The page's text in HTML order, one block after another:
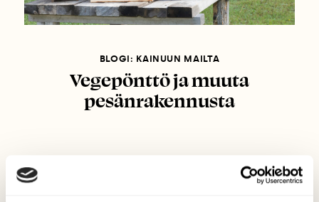
BLOGI: KAINUUN MAILTA
Vegepönttö ja muuta
pesänrakennusta